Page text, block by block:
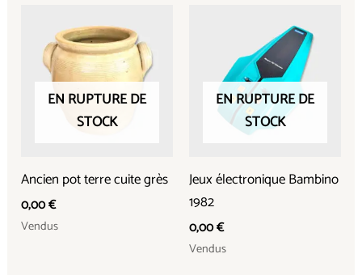
EN RUPTURE DE
STOCK
Ancien pot terre cuite grès
0,00€
Vendus
EN RUPTURE DE
STOCK
Jeux électronique Bambino
1982
0,00€
Vendus